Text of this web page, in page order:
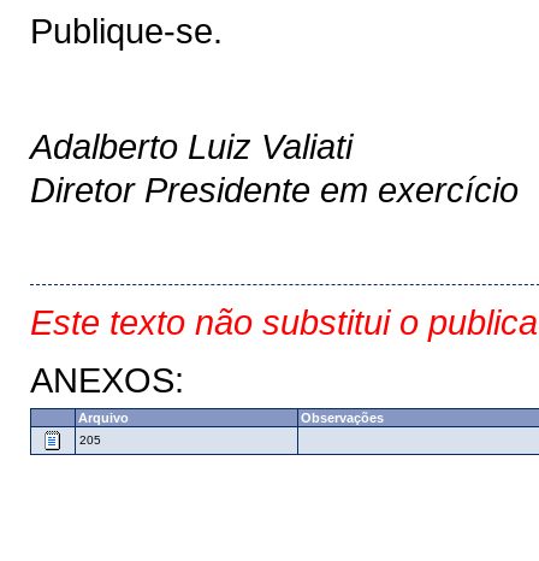
Publique-se.
Adalberto Luiz Valiati
Diretor Presidente em exercício
Este texto não substitui o
ANEXOS:
Arquivo Observações
205